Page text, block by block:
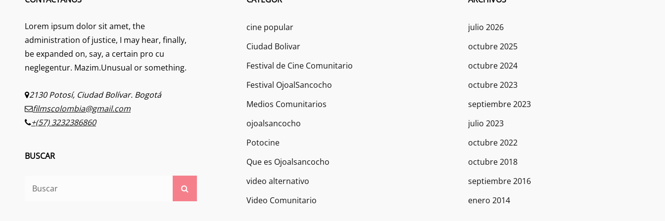
Lorem ipsum dolor sit amet, the
administration of justice, I may hear, finally,
be expanded on, say, a certain pro cu
neglegentur. Mazim.Unusual or something.
2130 Potosí, Ciudad Bolívar. Bogotá
filmscolombia@gmail.com
+(57) 3232386860
BUSCAR
cine popular
Ciudad Bolivar
Festival de Cine Comunitario
Festival OjoalSancocho
Medios Comunitarios
ojoalsancocho
Potocine
Que es Ojoalsancocho
video alternativo
Video Comunitario
julio 2026
octubre 2025
octubre 2024
octubre 2023
septiembre 2023
julio 2023
octubre 2022
octubre 2018
septiembre 2016
enero 2014